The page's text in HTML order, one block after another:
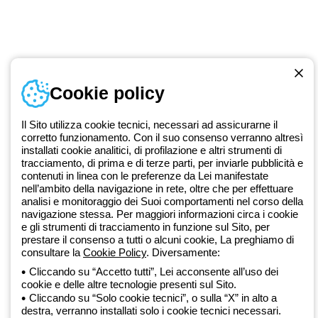
Dal 2025 Beghelli è parte del Gruppo GEWISS, all’interno
illuminazione integrate che trasformano la complessità in semplicità,
supportando professionisti e utenti finali nella realizzazione dei loro
bisogni.Scopri di più su GEWISS
Global:IT
Privacy Policy
Cookie policy
Condizioni di vendita
Tutte le policy
Accessibilità
Credits
© Beghelli S.p.A. Società con Unico Socio - Società soggetta alla
Cookie policy
Il Sito utilizza cookie tecnici, necessari ad assicurarne il
corretto funzionamento. Con il suo consenso verranno altresì
installati cookie analitici, di profilazione e altri strumenti di
tracciamento, di prima e di terze parti, per inviarle pubblicità e
contenuti in linea con le preferenze da Lei manifestate
nell’ambito della navigazione in rete, oltre che per effettuare
analisi e monitoraggio dei Suoi comportamenti nel corso della
navigazione stessa. Per maggiori informazioni circa i cookie
e gli strumenti di tracciamento in funzione sul Sito, per
prestare il consenso a tutti o alcuni cookie, La preghiamo di
consultare la Cookie Policy. Diversamente:
Cliccando su “Accetto tutti”, Lei acconsente all’uso dei
cookie e delle altre tecnologie presenti sul Sito.
Cliccando su “Solo cookie tecnici”, o sulla “X” in alto a
destra, verranno installati solo i cookie tecnici necessari.